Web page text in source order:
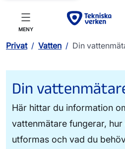
MENY
Privat / Vatten / Din
Din
Här hittar du information
vattenmätare fungerar,
utformas och vad du